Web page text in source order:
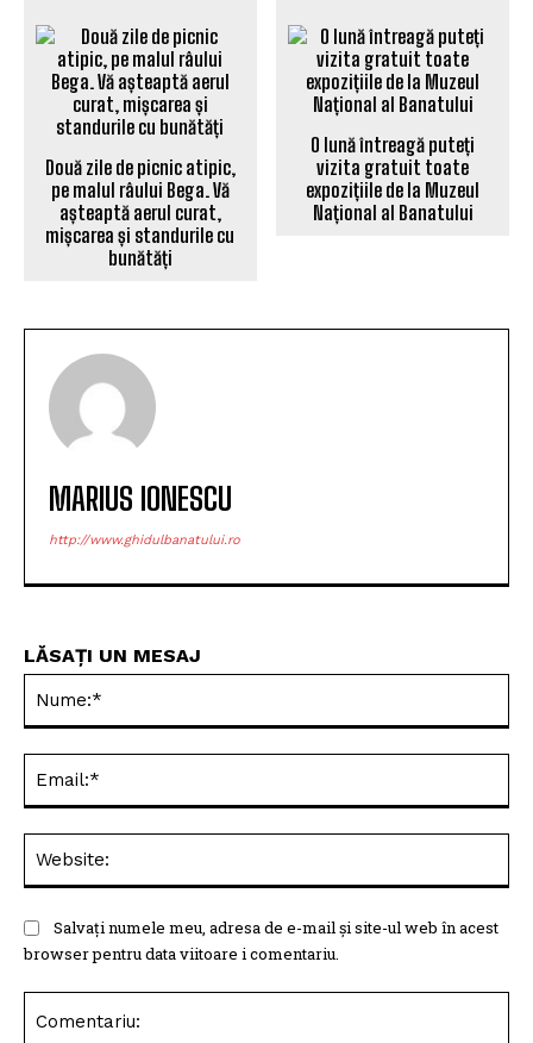
Două zile de picnic atipic,
pe malul râului Bega. Vă
așteaptă aerul curat,
mișcarea și standurile cu
bunătăți
O lună întreagă puteți
vizita gratuit toate
expozițiile de la Muzeul
Național al Banatului
MARIUS IONESCU
http://www.ghidulbanatului.ro
LĂSAȚI UN MESAJ
Salvați numele meu, adresa de e-mail și site-ul web în acest
browser pentru data viitoare i comentariu.